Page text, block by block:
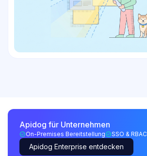
Apidog für Unternehmen
On-Premises Bereitstellung SSO & RBAC
Apidog Enterprise entdecken